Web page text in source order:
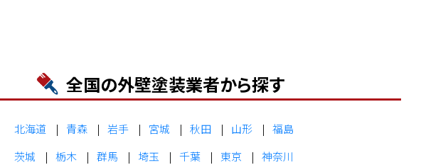
全国の外壁塗装業者から探す
北海道 青森 岩手 宮城 秋田 山形
福島
茨城
栃木 群馬 埼玉 千葉 東京
神奈川